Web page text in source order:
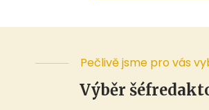
Pečlivě jsme pro vás
Výběr